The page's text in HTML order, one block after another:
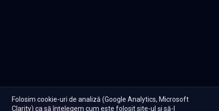
Folosim cookie-uri de analiză (Google Analytics, Microsoft
Clarity) ca să înțelegem cum este folosit site-ul și să-l